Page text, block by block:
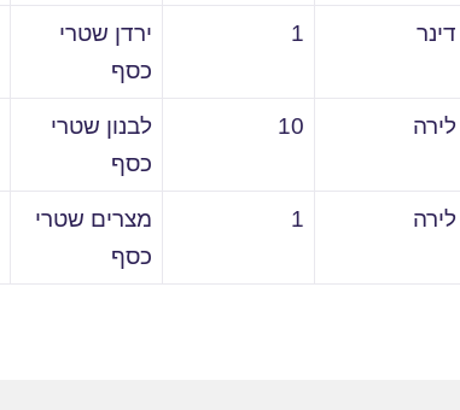
דינר 1
ירדן שטרי
כסף
לירה 10
לבנון שטרי
כסף
לירה 1
מצרים שטרי
כסף